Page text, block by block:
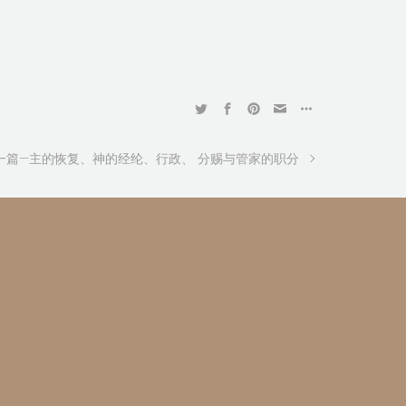
篇—主的恢复、神的经纶、行政、 分赐与管家的职分